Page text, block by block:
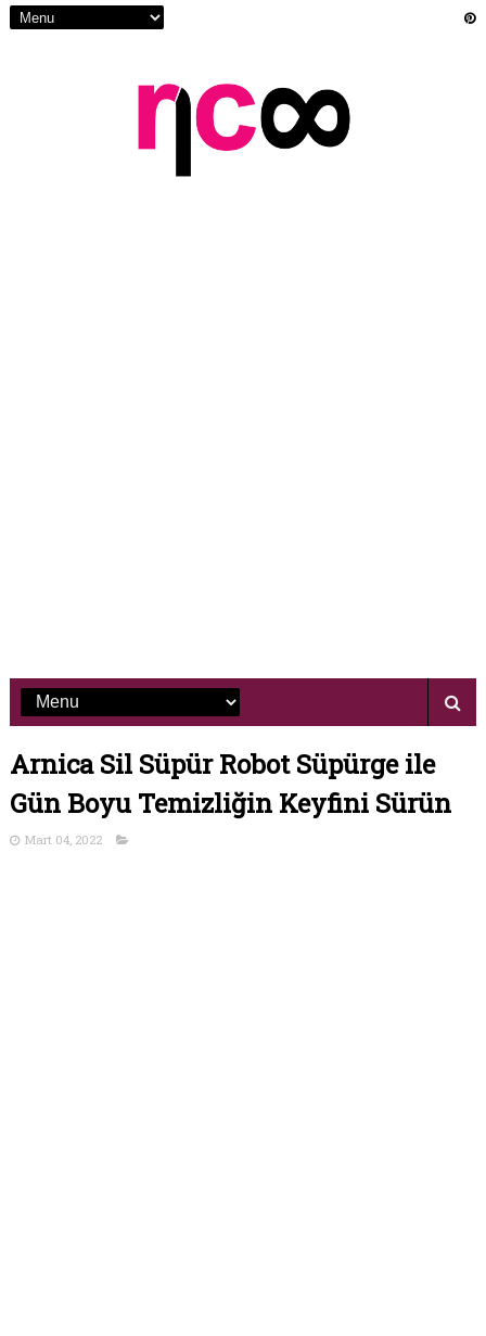
Arnica Sil Süpür Robot Süpürge ile
Gün Boyu Temizliğin Keyfini Sürün
Mart 04, 2022